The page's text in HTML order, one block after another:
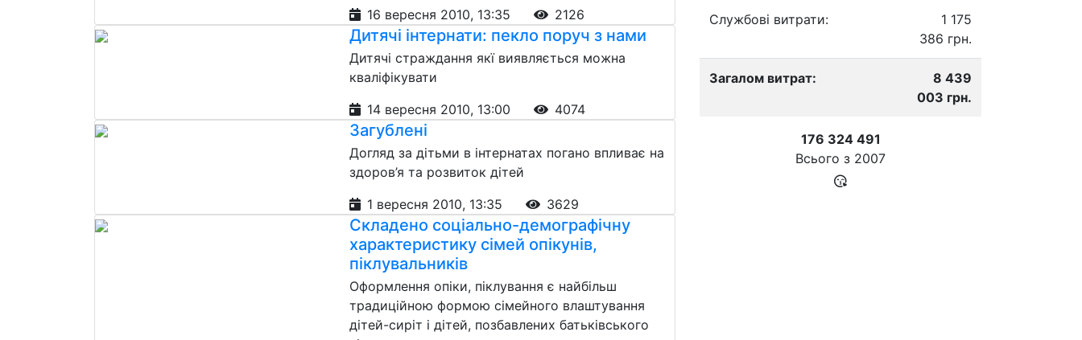
16 вересня 2010, 13:35
2126
Дитячі інтернати: пекло поруч з нами
Дитячі страждання якї виявляється можна
кваліфікувати
14 вересня 2010, 13:00
4074
Загублені
Догляд за дітьми в інтернатах погано впливає на
здоров’я та розвиток дітей
1 вересня 2010, 13:35
3629
Складено соціально-демографічну
характеристику сімей опікунів,
піклувальників
Оформлення опіки, піклування є найбільш
традиційною формою сімейного влаштування
дітей-сиріт і дітей, позбавлених батьківського
Службові витрати:
1 175
386 грн.
Загалом витрат:
8 439
003 грн.
176 324 491
Всього з 2007